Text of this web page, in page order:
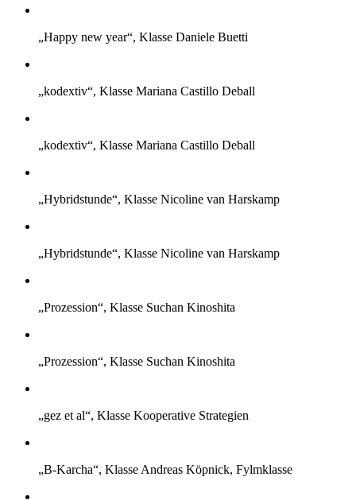
„Happy new year“, Klasse Daniele Buetti
„kodextiv“, Klasse Mariana Castillo Deball
„kodextiv“, Klasse Mariana Castillo Deball
„Hybridstunde“, Klasse Nicoline van Harskamp
„Hybridstunde“, Klasse Nicoline van Harskamp
„Prozession“, Klasse Suchan Kinoshita
„Prozession“, Klasse Suchan Kinoshita
„gez et al“, Klasse Kooperative Strategien
„B-Karcha“, Klasse Andreas Köpnick, Fylmklasse